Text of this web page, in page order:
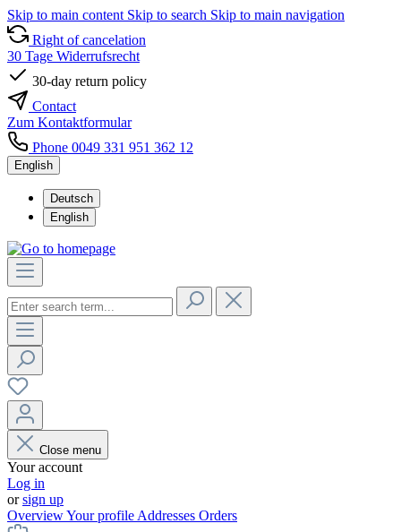
Skip to main content Skip to search Skip to main navigation
Right of cancelation
30 Tage Widerrufsrecht
30-day return policy
Contact
Zum Kontaktformular
Phone 0049 331 951 362 12
English
Deutsch
English
Close menu
Your account
Log in
orsign up
OverviewYour profile Addresses Orders